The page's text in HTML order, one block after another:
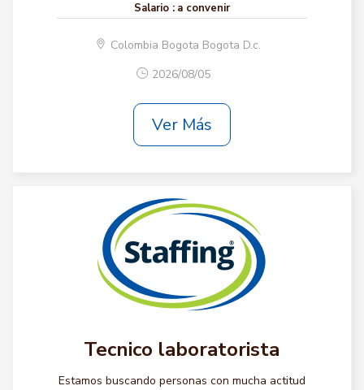
Salario : a convenir
Colombia Bogota Bogota D.c.
2026/08/05
Ver Más
Tecnico laboratorista
Estamos buscando personas con mucha actitud